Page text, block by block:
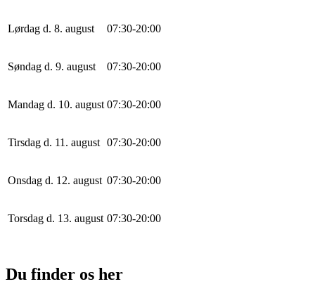
Lørdag d. 8. august 07:30-20:00
Søndag d. 9. august 07:30-20:00
Mandag d. 10. august 07:30-20:00
Tirsdag d. 11. august 07:30-20:00
Onsdag d. 12. august 07:30-20:00
Torsdag d. 13. august 07:30-20:00
Du finder os her